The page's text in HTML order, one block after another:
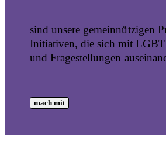
sind unsere gemeinnützigen
Initiativen, die sich mit
und Fragestellungen
mach mit